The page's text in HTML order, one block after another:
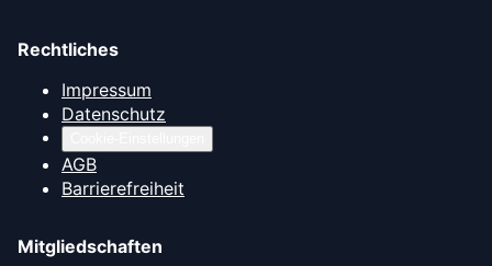
Rechtliches
Impressum
Datenschutz
AGB
Barrierefreiheit
Mitgliedschaften